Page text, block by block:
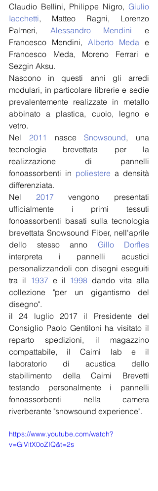
Claudio Bellini, Philippe Nigro, Giulio
Iacchetti, Matteo Ragni, Lorenzo
Palmeri, Alessandro Mendini e
Francesco Mendini, Alberto Meda e
Francesco Meda, Moreno Ferrari e
Sezgin Aksu.
Nascono in questi anni gli arredi
modulari, in particolare librerie e sedie
prevalentemente realizzate in metallo
abbinato a plastica, cuoio, legno e
vetro.
Nel 2011 nasce Snowsound, una
tecnologia brevettata per la
realizzazione di pannelli
fonoassorbenti in poliestere a densità
differenziata.
Nel 2017 vengono presentati
ufficialmente i primi tessuti
fonoassorbenti basati sulla tecnologia
brevettata Snowsound Fiber, nell'aprile
dello stesso anno Gillo Dorfles
interpreta i pannelli acustici
personalizzandoli con disegni eseguiti
tra il 1937 e il 1998 dando vita alla
collezione "per un gigantismo del
disegno".
il 24 luglio 2017 il Presidente del
Consiglio Paolo Gentiloni ha visitato il
reparto spedizioni, il magazzino
compattabile, il Caimi lab e il
laboratorio di acustica dello
stabilimento della Caimi Brevetti
testando personalmente i pannelli
fonoassorbenti nella camera
riverberante "snowsound experience".
https://www.youtube.com/watch?
v=GiVitX0oZIQ&t=2s